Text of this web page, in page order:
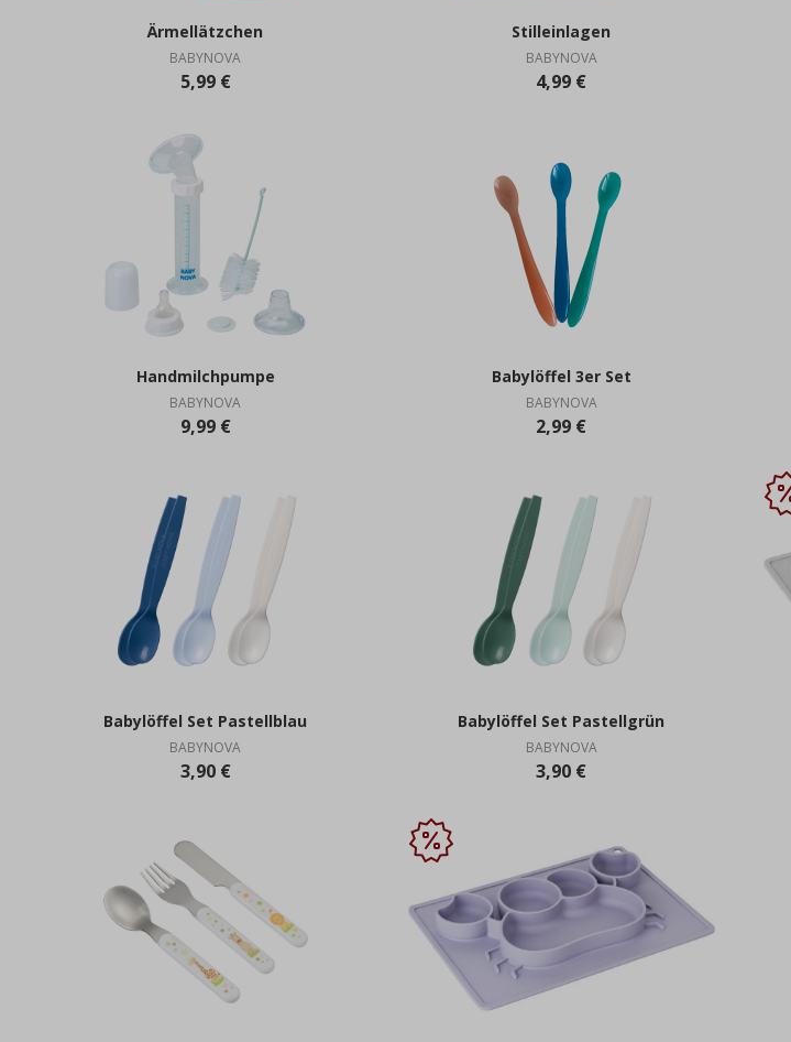
Ärmellätzchen
BABYNOVA
5,99 €
Stilleinlagen
BABYNOVA
4,99 €
Handmilchpumpe
BABYNOVA
9,99 €
Babylöffel 3er Set
BABYNOVA
2,99 €
Babylöffel Set Pastellblau
BABYNOVA
3,90 €
Babylöffel Set Pastellgrün
BABYNOVA
3,90 €